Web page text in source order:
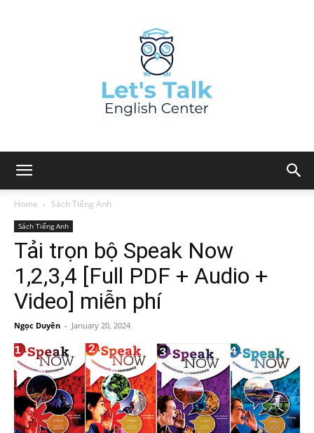
Home Sách Tiếng Anh
Sách Tiếng Anh
Tải trọn bộ Speak Now
1,2,3,4 [Full PDF + Audio +
Video] miễn phí
Ngọc Duyên - January 20, 2024